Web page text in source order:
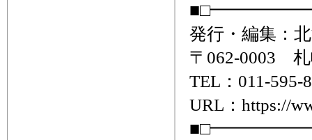
発行・編集：
〒062-0003 札
TEL：011-595-
URL：https://